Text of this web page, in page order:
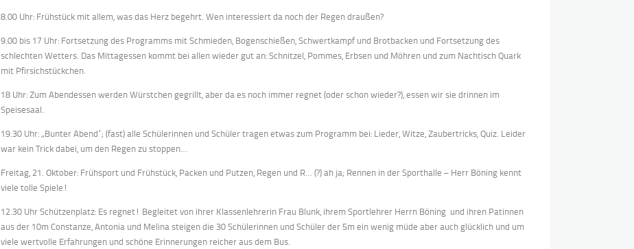
8.00 Uhr: Frühstück mit allem, was das Herz begehrt. Wen interessiert da noch der Regen draußen?
9.00 bis 17 Uhr: Fortsetzung des Programms mit Schmieden, Bogenschießen, Schwertkampf und Brotbacken und Fortsetzung des
schlechten Wetters. Das Mittagessen kommt bei allen wieder gut an: Schnitzel, Pommes, Erbsen und Möhren und zum Nachtisch Quark
mit Pfirsichstückchen.
18 Uhr: Zum Abendessen werden Würstchen gegrillt, aber da es noch immer regnet (oder schon wieder?), essen wir sie drinnen im
Speisesaal.
19.30 Uhr: „Bunter Abend“; (fast) alle Schülerinnen und Schüler tragen etwas zum Programm bei: Lieder, Witze, Zaubertricks, Quiz. Leider
war kein Trick dabei, um den Regen zu stoppen…
Freitag, 21. Oktober: Frühsport und Frühstück, Packen und Putzen, Regen und R… (?) ah ja; Rennen in der Sporthalle – Herr Böning kennt
viele tolle Spiele!
12.30 Uhr Schützenplatz: Es regnet! Begleitet von ihrer Klassenlehrerin Frau Blunk, ihrem Sportlehrer Herrn Böning und ihren Patinnen
aus der 10m Constanze, Antonia und Melina steigen die 30 Schülerinnen und Schüler der 5m ein wenig müde aber auch glücklich und um
viele wertvolle Erfahrungen und schöne Erinnerungen reicher aus dem Bus.